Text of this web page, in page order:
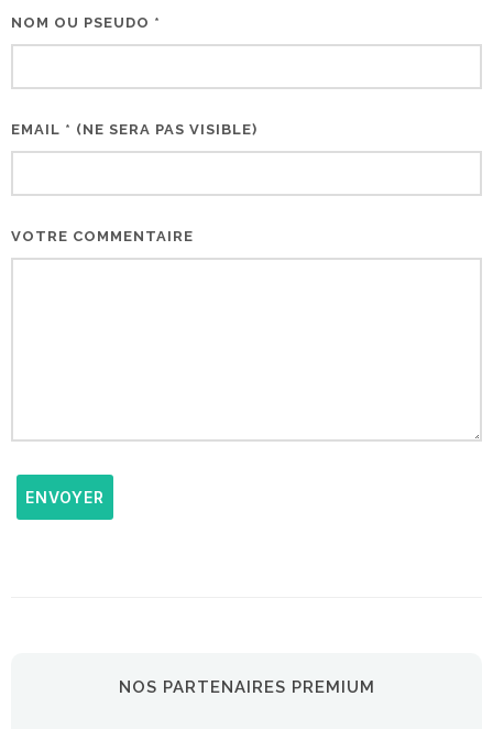
NOM OU PSEUDO *
EMAIL * (NE SERA PAS VISIBLE)
VOTRE COMMENTAIRE
ENVOYER
NOS PARTENAIRES PREMIUM